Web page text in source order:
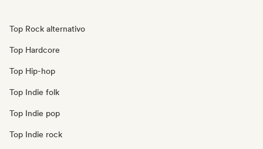
Top Rock alternativo
Top Hardcore
Top Hip-hop
Top Indie folk
Top Indie pop
Top Indie rock